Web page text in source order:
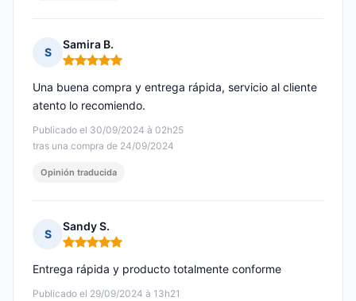
S
Samira B.
Nota: 5 de 5
Publicado el 30/09/2024 à 02h25
tras una compra de 24/09/2024
Una buena compra y entrega rápida, servicio al cliente
atento lo recomiendo.
Opinión traducida
S
Sandy S.
Nota: 5 de 5
Publicado el 29/09/2024 à 13h21
Entrega rápida y producto totalmente conforme